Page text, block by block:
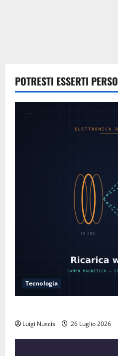
POTRESTI ESSERTI PERSO
Tecnologia
Luigi Nuscis 26 Luglio 2026